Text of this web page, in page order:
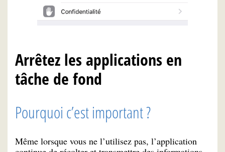
Arrêtez les applications en
tâche de fond
Pourquoi c’est important ?
Même lorsque vous ne l’utilisez pas, l’application